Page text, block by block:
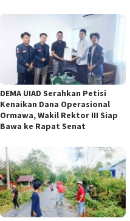
DEMA UIAD Serahkan Petisi
Kenaikan Dana Operasional
Ormawa, Wakil Rektor III Siap
Bawa ke Rapat Senat